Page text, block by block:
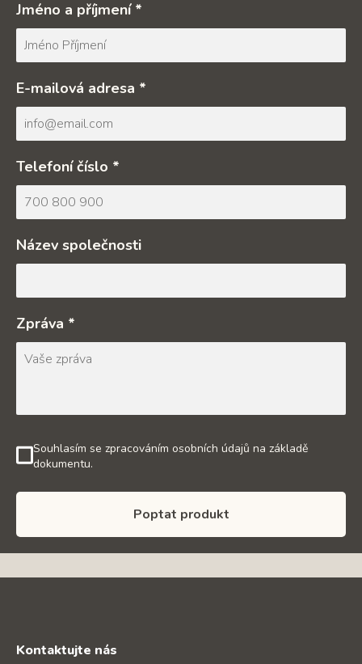
Jméno a příjmení *
E-mailová adresa *
Telefoní číslo *
Název společnosti
Zpráva *
Souhlasím se zpracováním osobních údajů na základě
dokumentu.
Poptat produkt
Kontaktujte nás